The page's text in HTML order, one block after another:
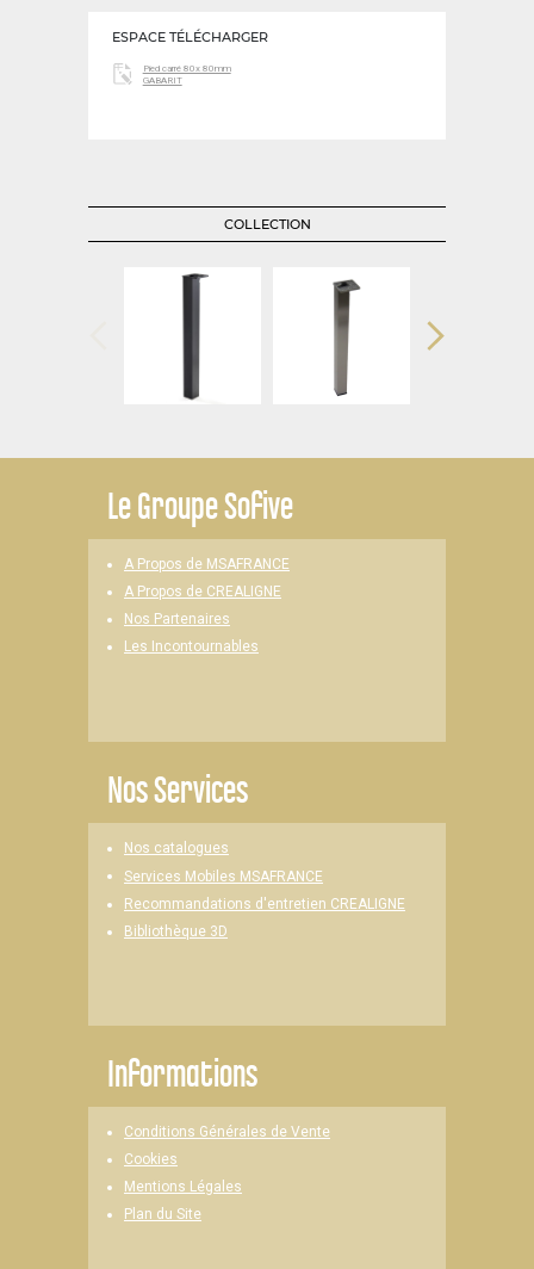
ESPACE TÉLÉCHARGER
Pied carré 80x 80mm
GABARIT
COLLECTION
LeGroupe Sofive
A Propos de MSAFRANCE
A Propos de CREALIGNE
Nos Partenaires
Les Incontournables
Nos Services
Nos catalogues
Services Mobiles MSAFRANCE
Recommandations d'entretien CREALIGNE
Bibliothèque 3D
Informations
Conditions Générales de Vente
Cookies
Mentions Légales
Plan du Site